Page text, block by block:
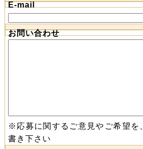
E-mail
お問い合わせ
※応募に関するご意見やご希望を
書き下さい